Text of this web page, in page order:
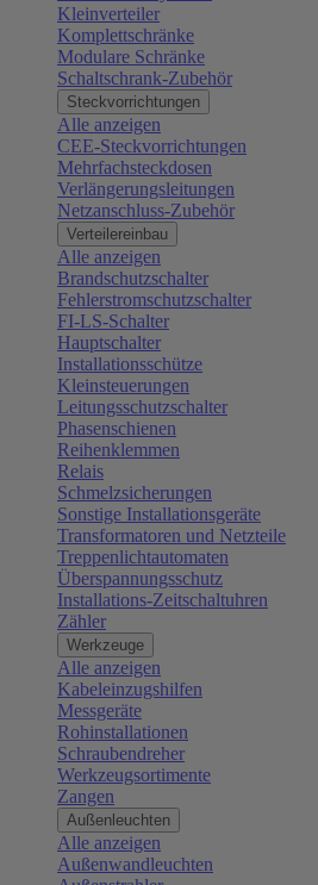
Kleinverteiler
Komplettschränke
Modulare Schränke
Schaltschrank-Zubehör
Steckvorrichtungen
Alle anzeigen
CEE-Steckvorrichtungen
Mehrfachsteckdosen
Verlängerungsleitungen
Netzanschluss-Zubehör
Verteilereinbau
Alle anzeigen
Brandschutzschalter
Fehlerstromschutzschalter
FI-LS-Schalter
Hauptschalter
Installationsschütze
Kleinsteuerungen
Leitungsschutzschalter
Phasenschienen
Reihenklemmen
Relais
Schmelzsicherungen
Sonstige Installationsgeräte
Transformatoren und Netzteile
Treppenlichtautomaten
Überspannungsschutz
Installations-Zeitschaltuhren
Zähler
Werkzeuge
Alle anzeigen
Kabeleinzugshilfen
Messgeräte
Rohinstallationen
Schraubendreher
Werkzeugsortimente
Zangen
Außenleuchten
Alle anzeigen
Außenwandleuchten